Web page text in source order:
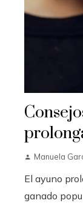
Manuela
El ayuno
ganado